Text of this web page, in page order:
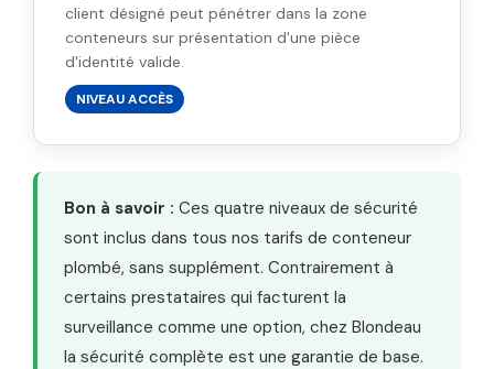
client désigné peut pénétrer dans la zone
conteneurs sur présentation d'une pièce
d'identité valide.
NIVEAU ACCÈS
Bon à savoir : Ces quatre niveaux de sécurité
sont inclus dans tous nos tarifs de conteneur
plombé, sans supplément. Contrairement à
certains prestataires qui facturent la
surveillance comme une option, chez Blondeau
la sécurité complète est une garantie de base.